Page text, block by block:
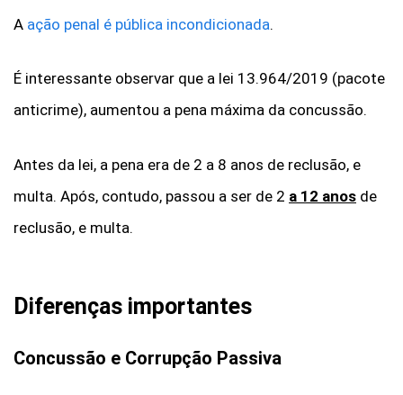
A ação penal é pública incondicionada.
É interessante observar que a lei 13.964/2019 (pacote
anticrime), aumentou a pena máxima da concussão.
Antes da lei, a pena era de 2 a 8 anos de reclusão, e
multa. Após, contudo, passou a ser de 2 a 12 anos de
reclusão, e multa.
Diferenças importantes
Concussão e Corrupção Passiva